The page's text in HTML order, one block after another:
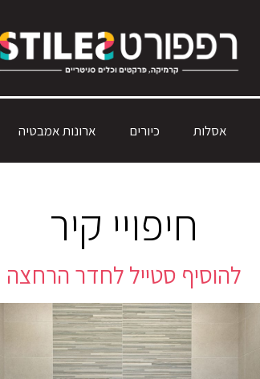
אסלות כיורים ארונות אמבטיה
חיפויי קיר
להוסיף סטייל לחדר הרחצה